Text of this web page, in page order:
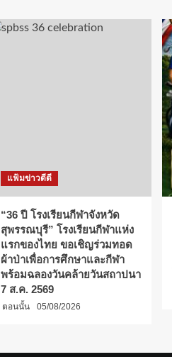
แฟ้มข่าวดีดี
“36 ปี โรงเรียนกีฬาจังหวัด
สุพรรณบุรี” โรงเรียนกีฬาแห่ง
แรกของไทย ขอเชิญร่วมทอด
ผ้าป่าเพื่อการศึกษาและกีฬา
พร้อมฉลองวันคล้ายวันสถาปนา
7 ส.ค. 2569
ตอนนั้น 05/08/2026